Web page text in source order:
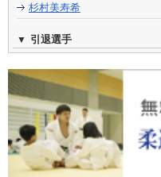
杉村美寿希
引退選手